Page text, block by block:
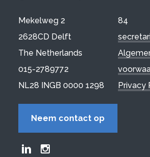
Mekelweg 2
2628CD Delft
The Netherlands
015-2789772
NL28 INGB 0000 1298
84
Privacy
Neem contact op